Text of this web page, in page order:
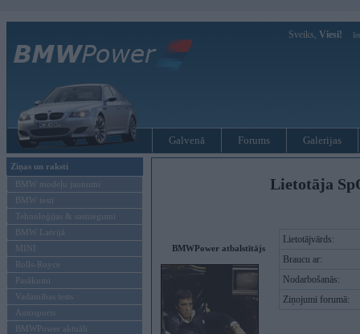
Sveiks, Viesi!
Galvenā Forums Galerijas
Ziņas un raksti
BMW modeļu jaunumi
BMW testi
Tehnoloģijas & sasniegumi
BMW Latvijā
MINI
Rolls-Royce
Pasākumi
Vadāmības tests
Autosports
BMWPower aktuāli
Lietotāja
BMWPower atbalstītājs
Lietotājvārds:
Braucu ar:
Nodarbošanās:
Ziņojumi forumā: